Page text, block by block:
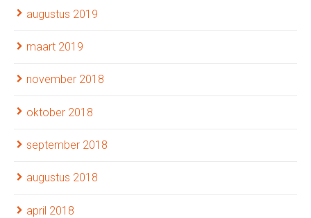
augustus 2019
maart 2019
november 2018
oktober 2018
september 2018
augustus 2018
april 2018